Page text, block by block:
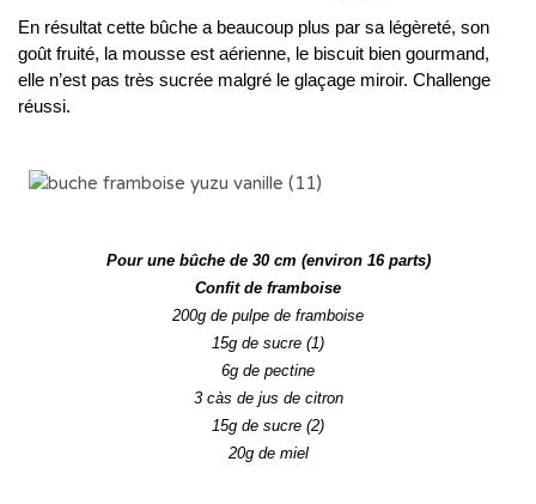
En résultat cette bûche a beaucoup plus par sa légèreté, son
goût fruité, la mousse est aérienne, le biscuit bien gourmand,
elle n’est pas très sucrée malgré le glaçage miroir. Challenge
réussi.
Pour une bûche de 30 cm (environ 16 parts)
Confit de framboise
200g de pulpe de framboise
15g de sucre (1)
6g de pectine
3 càs de jus de citron
15g de sucre (2)
20g de miel